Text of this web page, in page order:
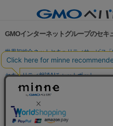
GMOインターネットグループのセキ
世界初総合ネットセキュリティサービス「
パスワード漏洩診断
Webサイトリスク
セキュリティ相談AIチャットボット
実在証明・盗聴対策
サイバー攻撃対策（GMO Flatt Security）
セキュリティ事業の軌跡